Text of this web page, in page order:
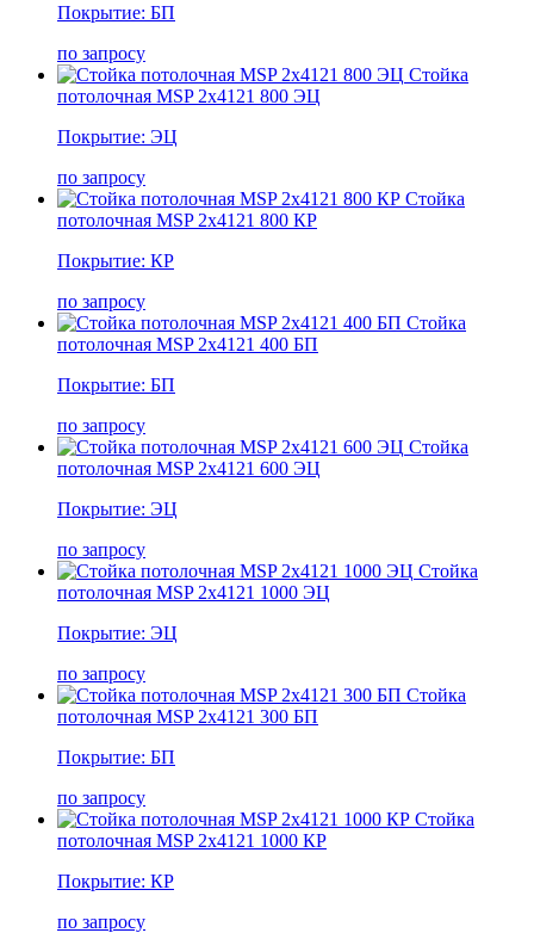
Покрытие: БП
по запросу
Стойка
потолочная MSP 2х4121 800 ЭЦ
Покрытие: ЭЦ
по запросу
Стойка
потолочная MSP 2х4121 800 КР
Покрытие: КР
по запросу
Стойка
потолочная MSP 2х4121 400 БП
Покрытие: БП
по запросу
Стойка
потолочная MSP 2х4121 600 ЭЦ
Покрытие: ЭЦ
по запросу
Стойка
потолочная MSP 2х4121 1000 ЭЦ
Покрытие: ЭЦ
по запросу
Стойка
потолочная MSP 2х4121 300 БП
Покрытие: БП
по запросу
Стойка
потолочная MSP 2х4121 1000 КР
Покрытие: КР
по запросу